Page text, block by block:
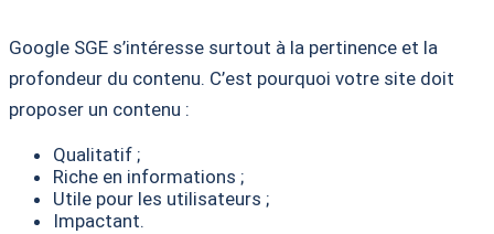
Google SGE s’intéresse surtout à la pertinence et la
profondeur du contenu. C’est pourquoi votre site doit
proposer un contenu :
Qualitatif ;
Riche en informations ;
Utile pour les utilisateurs ;
Impactant.